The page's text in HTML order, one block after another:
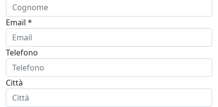
Email *
Telefono
Città